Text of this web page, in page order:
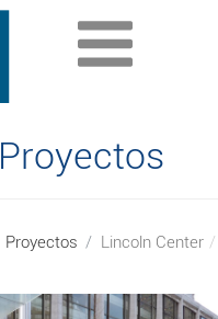
Proyectos
Proyectos Lincoln Center